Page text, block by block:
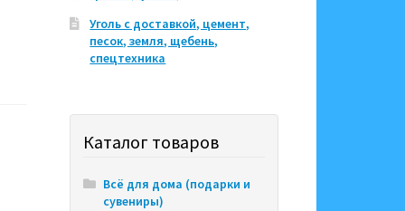
Уголь с доставкой, цемент,
песок, земля, щебень,
спецтехника
Каталог товаров
Всё для дома (подарки и
сувениры)